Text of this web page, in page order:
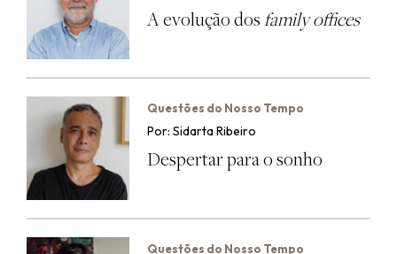
A evolução dosfamily offices
Questões do Nosso Tempo
Por: Sidarta Ribeiro
Despertar para o sonho
Questões do Nosso Tempo